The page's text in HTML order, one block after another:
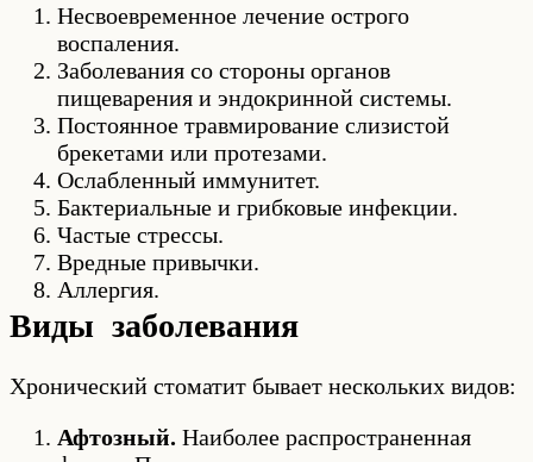
Несвоевременное лечение острого
воспаления.
Заболевания со стороны органов
пищеварения и эндокринной системы.
Постоянное травмирование слизистой
брекетами или протезами.
Ослабленный иммунитет.
Бактериальные и грибковые инфекции.
Частые стрессы.
Вредные привычки.
Аллергия.
Виды заболевания
Хронический стоматит бывает нескольких видов:
Афтозный. Наиболее распространенная